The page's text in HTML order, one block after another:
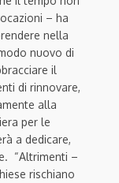
– ha
nella
nuovo di
il
di rinnovare,
alla
per le
a dedicare,
“Altrimenti –
rischiano